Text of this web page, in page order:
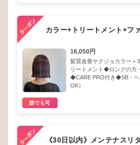
カラー+トリートメント+フ
16,050円
髪質改善ヤクジョカラー＋
リートメント◆ロングの方
◆CARE PRO付き◆SB・ヘ
OK）
誰でも可
《30日以内》メンテナスリ